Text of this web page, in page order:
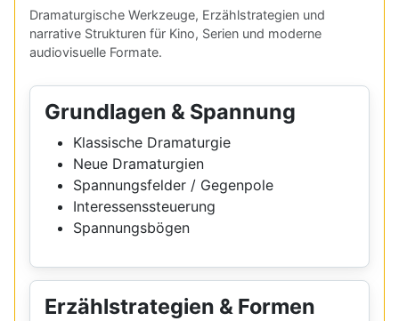
Dramaturgische Werkzeuge, Erzählstrategien und
narrative Strukturen für Kino, Serien und moderne
audiovisuelle Formate.
Grundlagen & Spannung
Klassische Dramaturgie
Neue Dramaturgien
Spannungsfelder / Gegenpole
Interessenssteuerung
Spannungsbögen
Erzählstrategien & Formen